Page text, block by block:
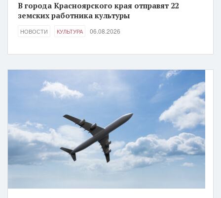
В города Красноярского края отправят 22
земских работника культуры
НОВОСТИ КУЛЬТУРА 06.08.2026